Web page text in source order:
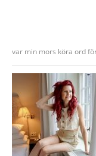
var min mors köra ord